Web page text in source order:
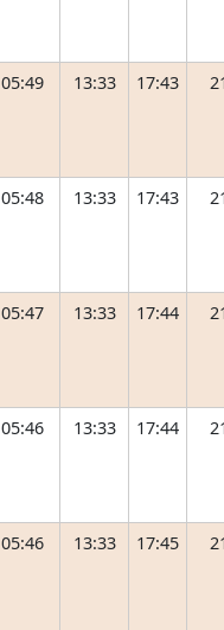
05:49 13:33 17:43
05:48 13:33 17:43
05:47 13:33 17:44
05:46 13:33 17:44
05:46 13:33 17:45